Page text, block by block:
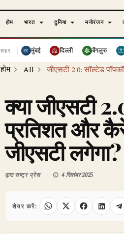
होम भारत दुनिया मनोरंजन
शहर मुंबई दिल्ली बेंगलुरु
होम All जीएसटी 2.0: सॉल्टेड
क्या जीएसटी
प्रतिशत और
जीएसटी लगेगा?
द्वाराराष्ट्र प्रेस 4 सितंबर 2025
शेयर करें: